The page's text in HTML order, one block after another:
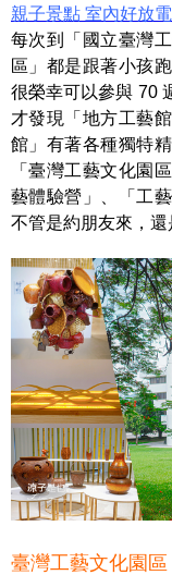
親子景點 室內好放
每次到「國立臺灣
區」都是跟著小孩
很榮幸可以參與 70
才發現「地方工藝
館」有著各種獨特
「臺灣工藝文化園
藝體驗營」、「工
不管是約朋友來，
臺灣工藝文化園區